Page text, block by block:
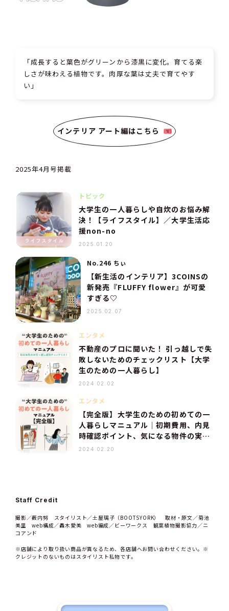
「成長すると葉色がグリーンから漆黒に変化。育てる楽
しさが味わえる植物です。肉厚な葉は丈夫で育てやす
い」
インテリア アート編はこちら
2025年4月号掲載
トピック
大学生の一人暮らしや自炊のお悩み解
決！【ライフスタイル】／大学生活応
援non-no
2025.01.20
No.246 ちぃ
【新生活のインテリア】3COINSの
新発売『FLUFFY flower』が可愛
すぎる♡
2025.02.07
エンタメ
不動産のプロに聞いた！ 引っ越しで失
敗しないためのチェックリスト【大学
生のための一人暮らし】
2024.02.02
エンタメ
【完全版】大学生のための初めての一
人暮らしマニュアル｜初期費用、内見
時確認ポイント、気になる物件の実
態…全部が分かる！
2024.02.20
Staff Credit
撮影／薮内努 スタイリスト／土屋璃子（BOOTSYORK） 取材・原文／菊池
美里 web構成／轟木愛美 web編成／ビーワークス 観葉植物撮影協力／ニ
コアンド
※店舗により取り扱い商品が異なるため、各店舗へお問い合わせください。※
クレジットのないものはスタイリスト私物です。